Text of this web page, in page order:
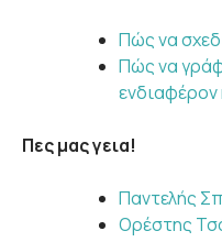
Πώς να
Πώς να
ενδιαφέρον
Πες μας γεια!
Παντελής
Ορέστης